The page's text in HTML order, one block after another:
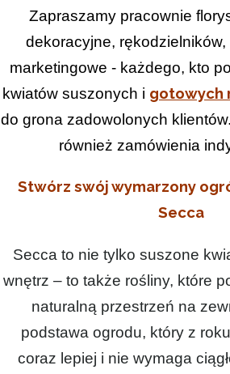
Zapraszamy pracownie
dekoracyjne,
marketingowe - każdego, kto
kwiatów suszonych i gotowych
do grona zadowolonych
również zamówienia
Stwórz swój wymarzony
Secca
Secca to nie tylko suszone
wnętrz – to także rośliny, które
naturalną przestrzeń na
podstawa ogrodu, który z
coraz lepiej i nie wymaga